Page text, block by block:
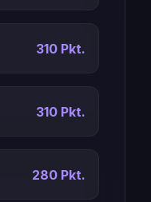
310 Pkt.
310 Pkt.
280 Pkt.